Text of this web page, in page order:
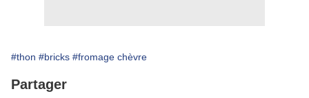
#thon #bricks #fromage chèvre
Partager